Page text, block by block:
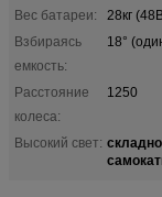
Вес батареи:
28кг
Взбираясь
емкость:
18°
Расстояние
колеса:
1250
Высокий свет: